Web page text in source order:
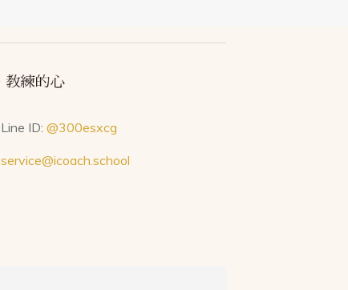
Line ID:@300esxcg
service@icoach.school